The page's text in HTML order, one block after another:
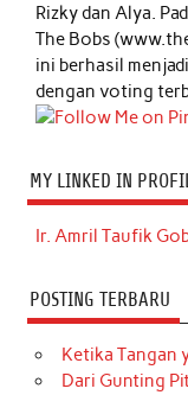
Rizky dan Alya.
The Bobs
ini berhasil
dengan voting
MY LINKED IN
Ir. Amril Taufik
POSTING TERBARU
Ketika Tangan
Dari Gunting